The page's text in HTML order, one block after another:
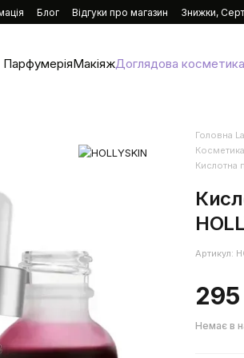
Блог Відгуки про магазин Знижки,
ПарфумеріяМакіяжДоглядова косметика
Головна
Кислотна
Артикул:
295
Немає в